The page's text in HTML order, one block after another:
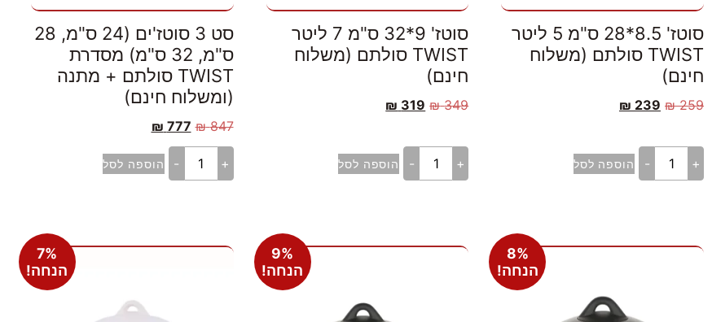
סוטז' 8.5*28 ס"מ 5 ליטר
TWIST סולתם (משלוח
חינם)
259
₪
239
₪
+
- הוספה לסל
סוטז' 9*32 ס"מ 7 ליטר
TWIST סולתם (משלוח
חינם)
349
₪
319
₪
+
- הוספה לסל
סט 3 סוטז'ים (24 ס"מ, 28
ס"מ, 32 ס"מ) מסדרת
TWIST סולתם + מתנה
(ומשלוח חינם)
847
₪
777
₪
+
- הוספה לסל
8%
הנחה!
9%
הנחה!
7%
הנחה!